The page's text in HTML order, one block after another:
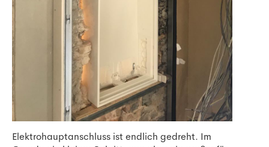
Elektrohauptanschluss ist endlich gedreht. Im